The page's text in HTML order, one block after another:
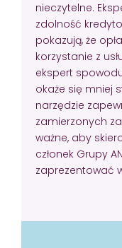
nieczytelne.
zdolność
pokazują, że
korzystanie z
ekspert
okaże się mniej
narzędzie
zamierzonych
ważne, aby
członek Grupy
zaprezentować